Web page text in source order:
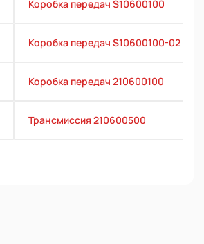
Коробка передач S10600100
Коробка передач S10600100-02
Коробка передач 210600100
Трансмиссия 210600500